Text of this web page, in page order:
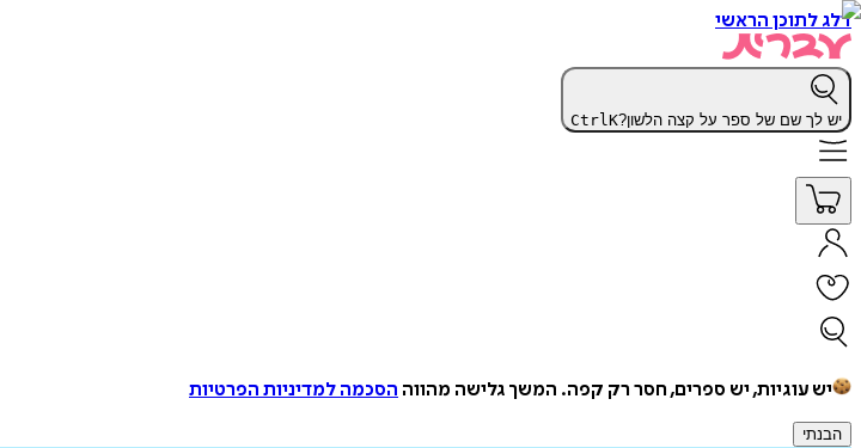
דלג לתוכן הראשי
יש לך שם של ספר על קצה הלשון? CtrlK
יש עוגיות, יש ספרים, חסר רק קפה. המשך גלישה מהווה הסכמה למדיניות הפרטיות
הבנתי